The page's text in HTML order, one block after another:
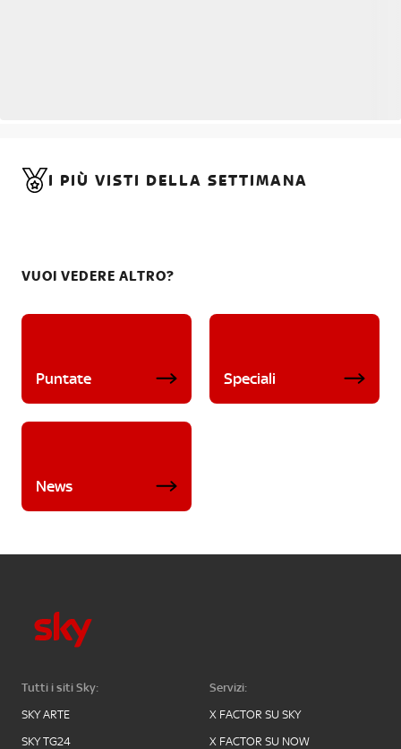
I PIÙ VISTI DELLA SETTIMANA
VUOI VEDERE ALTRO?
Puntate Speciali
News
Tutti i siti Sky:
SKY ARTE
SKY TG24
Servizi:
X FACTOR SU SKY
X FACTOR SU NOW